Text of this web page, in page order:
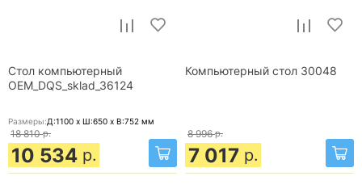
Стол компьютерный
OEM_DQS_sklad_36124
Размеры:Д:1100 x Ш:650 x В:752 мм
18 810 р.
10 534 р.
Компьютерный стол 30048
8 996 р.
7 017 р.